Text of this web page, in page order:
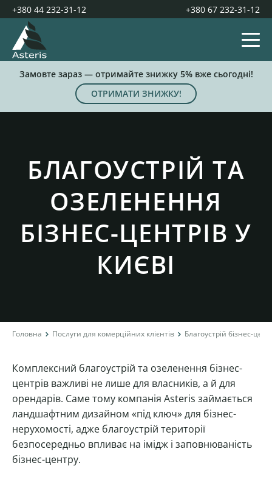
+380 44 232-31-12 +380 67 232-31-12
Замовте зараз — отримайте знижку 5% вже сьогодні!
ОТРИМАТИ ЗНИЖКУ!
БЛАГОУСТРІЙ ТА
ОЗЕЛЕНЕННЯ
БІЗНЕС-ЦЕНТРІВ У
КИЄВІ
Головна Послуги для комерційних клієнтів Благоустрій бізнес-
Комплексний благоустрій та озеленення бізнес-
центрів важливі не лише для власників, а й для
орендарів. Саме тому компанія Asteris займається
ландшафтним дизайном «під ключ» для бізнес-
нерухомості, адже благоустрій території
безпосередньо впливає на імідж і заповнюваність
бізнес-центру.